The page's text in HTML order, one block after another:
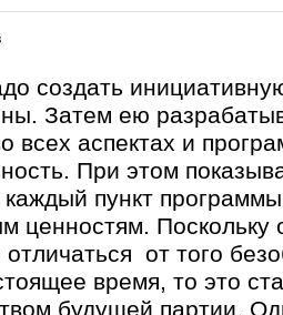
создать
Затем ею
всех аспектах и
При этом
пункт
ценностям. Поскольку
от того
время, то это
будущей партии.